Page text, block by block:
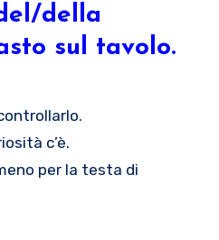
della
sul tavolo.
c’è.
per la testa di